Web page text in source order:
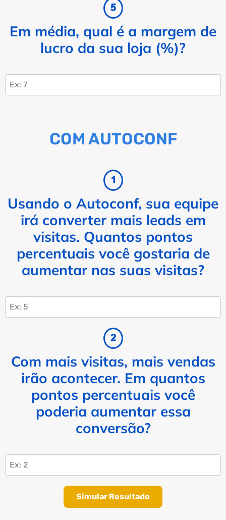
Em média, qual é a margem de
lucro da sua loja (%)?
COM AUTOCONF
Usando o Autoconf, sua equipe
irá converter mais leads em
visitas. Quantos pontos
percentuais você gostaria de
aumentar nas suas visitas?
Com mais visitas, mais vendas
irão acontecer. Em quantos
pontos percentuais você
poderia aumentar essa
conversão?
Simular Resultado